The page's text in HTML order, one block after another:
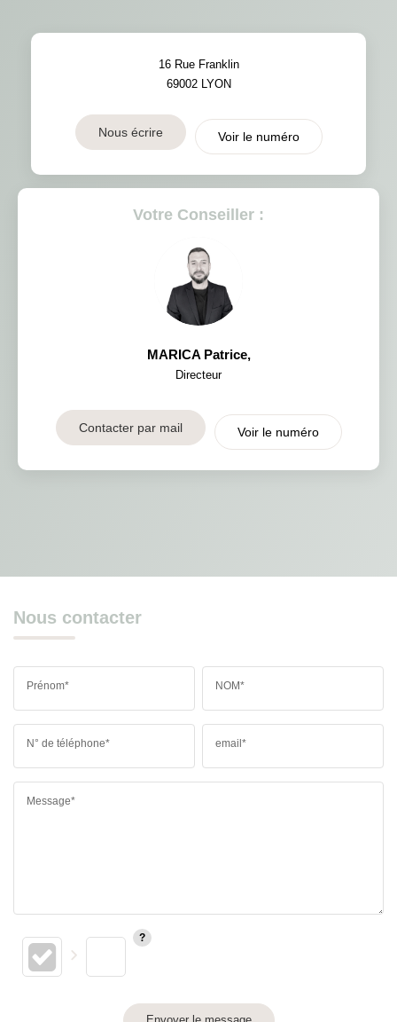
16 Rue Franklin
69002 LYON
Nous écrire Voir le numéro
Votre Conseiller :
MARICA Patrice,
Directeur
Contacter par mail Voir le numéro
Nous contacter
Prénom* NOM*
N° de téléphone* email*
Message*
Envoyer le message